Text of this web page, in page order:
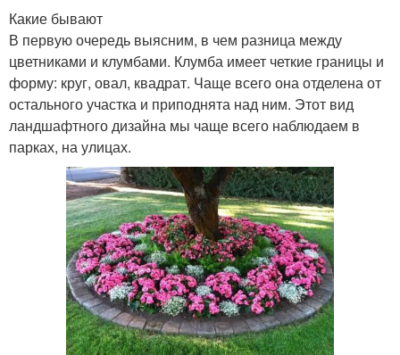
Какие бывают
В первую очередь выясним, в чем разница между
цветниками и клумбами. Клумба имеет четкие границы и
форму: круг, овал, квадрат. Чаще всего она отделена от
остального участка и приподнята над ним. Этот вид
ландшафтного дизайна мы чаще всего наблюдаем в
парках, на улицах.